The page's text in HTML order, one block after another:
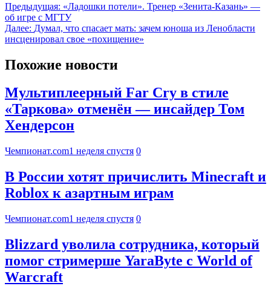
Предыдущая: «Ладошки потели». Тренер «Зенита-Казань» —
об игре с МГТУ
Далее: Думал, что спасает мать: зачем юноша из Ленобласти
инсценировал свое «похищение»
Похожие новости
Мультиплеерный Far Cry в стиле
«Таркова» отменён — инсайдер Том
Хендерсон
Чемпионат.com1 неделя спустя 0
В России хотят причислить Minecraft и
Roblox к азартным играм
Чемпионат.com1 неделя спустя 0
Blizzard уволила сотрудника, который
помог стримерше YaraByte с World of
Warcraft